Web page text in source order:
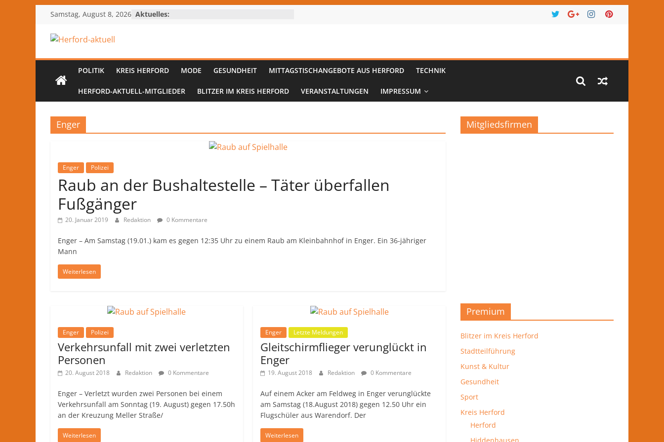
Zum
springen
Samstag, August 8, 2026 Aktuelles:
Herford-
aktuell
Nachrichten
Kultur
aus
dem
Kreis
Herford
lokale
und
mehr
aus
Herford
POLITIK KREIS HERFORD MODE GESUNDHEIT MITTAGSTISCHANGEBOTE AUS HERFORD TECHNIK
HERFORD-AKTUELL-MITGLIEDER BLITZER IM KREIS HERFORD VERANSTALTUNGEN IMPRESSUM
Enger
Enger Polizei
Raub an der Bushaltestelle – Täter überfallen
Fußgänger
20. Januar 2019 Redaktion 0 Kommentare
Enger – Am Samstag (19.01.) kam es gegen 12:35 Uhr zu einem Raub am Kleinbahnhof in Enger. Ein 36-jähriger
Mann
Weiterlesen
Enger Polizei
Verkehrsunfall mit zwei verletzten
Personen
20. August 2018 Redaktion 0 Kommentare
Enger – Verletzt wurden zwei Personen bei einem
Verkehrsunfall am Sonntag (19. August) gegen 17.50h
an der Kreuzung Meller Straße/
Weiterlesen
Enger Letzte Meldungen
Gleitschirmflieger verunglückt in
Enger
19. August 2018 Redaktion 0 Kommentare
Auf einem Acker am Feldweg in Enger verunglückte
am Samstag (18.August 2018) gegen 12.50 Uhr ein
Flugschüler aus Warendorf. Der
Weiterlesen
Mitgliedsfirmen
Premium
Blitzer im Kreis Herford
Stadtteilführung
Kunst & Kultur
Gesundheit
Sport
Kreis Herford
Herford